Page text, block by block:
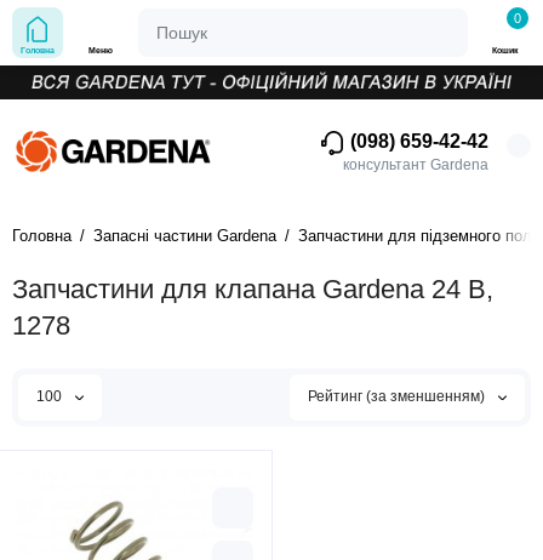
(098) 659-42-42
консультант Gardena
Головна Меню
0
Кошик
Головна Запасні частини Gardena Запчастини для підземного
Запчастини для клапана Gardena 24 В,
1278
100 Рейтинг (за зменшенням)